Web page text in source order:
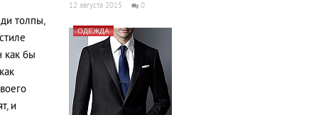
12 августа 2015 0
ОДЕЖДА
толпы,
как бы
и